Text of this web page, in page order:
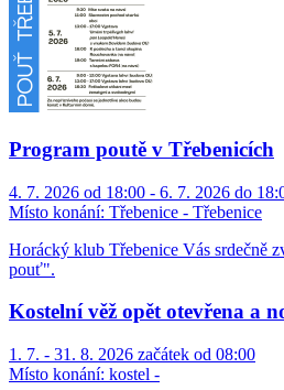
Program poutě v Třebenicích
4. 7. 2026 od 18:00 - 6. 7. 2026 do
Místo konání: Třebenice - Třebenice
Horácký klub Třebenice Vás srdečně
pouť".
Kostelní věž opět otevřena a
1. 7. - 31. 8. 2026 začátek od 08:00
Místo konání: kostel -